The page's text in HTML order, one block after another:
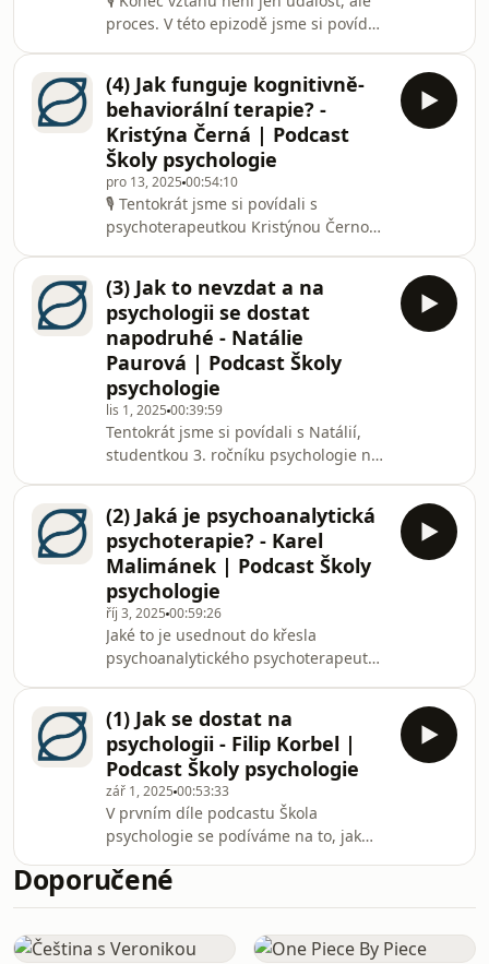
terapeutické práci.Rozhovor se dotýká
klíčových konceptů analytické
psychologie Carla Gustava Junga –
individuace, stínu, persony,
proces. V této epizodě jsme si povídali
vyrovnávat.Mluvili jsme o tom, jakými
způsoby může vztah skončit, jak
rozchod psychicky prožíváme a jaké
máme možnosti, když se ocitneme na
jeho konci. 💔Dotkli jsme se také toho,
co pro sebe můžeme v tomto
náročném období udělat, jak o sebe
pečovat a kdy už je n
(4) Jak funguje kognitivně-
behaviorální terapie? -
Kristýna Černá | Podcast
Školy psychologie
pro 13, 2025 00:54:10
🎙️ Tentokrát jsme si povídali s
psychoterapeutkou Kristýnou Černou,
o tom, jak KBT funguje v praxi, proč je
považována za strukturovaný a cílený
terapeutický přístup a jak terapeut s
klientem pracuje s automatickými
negativními myšlenkami, bludným
kruhem a jádrovými přesvědčeními.
💭Dotkli jsme se také role minulých
zkušeností a jej
(3) Jak to nevzdat a na
psychologii se dostat
napodruhé - Natálie
Paurová | Podcast Školy
psychologie
lis 1, 2025 00:39:59
Tentokrát jsme si povídali s Natálií,
studentkou 3. ročníku psychologie na
o tom, jaké to je hlásit se na
psychologii podruhé, jak vypadala její
příprava na přijímačky, a také o tom,
co jí pomohlo nevzdat to.Natálie dnes
pracuje s dětmi s neurovývojovými
poruchami a zajímá se o
muzikoterapii, kterou krásně
propojuje se znalo
(2) Jaká je psychoanalytická
psychoterapie? - Karel
Malimánek | Podcast Školy
psychologie
říj 3, 2025 00:59:26
Jaké to je usednout do křesla
psychoanalytického psychoterapeuta?
psychoterapeutem Karlem
Malimánkem, spoluzakladatelem
Školy psychologie, který vyučuje
psychologii osobnosti a
psychoanalýzu filmu na FAMU a v
našich kurzech vede ve 2. ročníku blok
Psychoanalýza a film.Dozvíte se, co je
vlastně psychoanalytická terapie, jak
probíhá v
(1) Jak se dostat na
psychologii - Filip Korbel |
Podcast Školy psychologie
zář 1, 2025 00:53:33
V prvním díle podcastu Škola
psychologie se podíváme na to, jak
psychologie – od přijímacích zkoušek
až po samotné studium. Dozvíte se, co
efektivně připravit a jaké zkušenosti
Doporučené